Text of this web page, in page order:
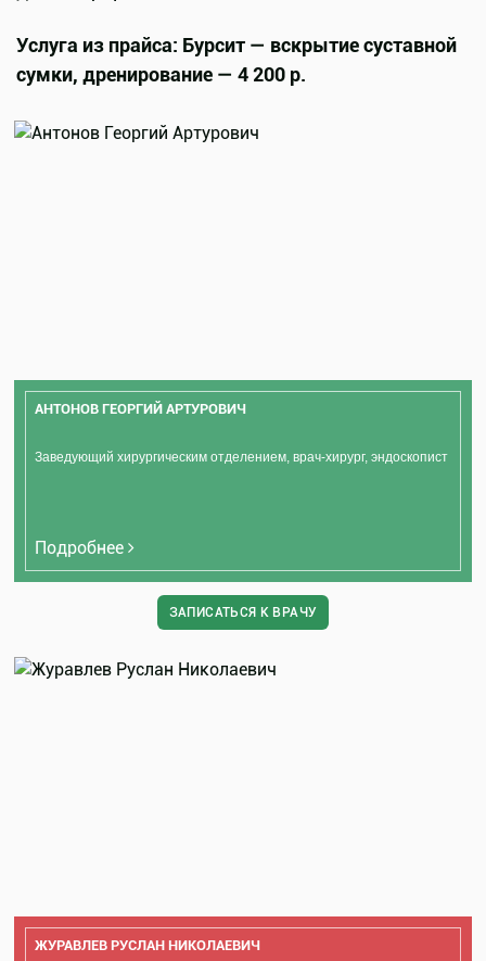
Услуга из прайса: Бурсит — вскрытие суставной
сумки, дренирование — 4 200 р.
АНТОНОВ ГЕОРГИЙ АРТУРОВИЧ
Заведующий хирургическим отделением, врач-хирург, эндоскопист
Подробнее
ЗАПИСАТЬСЯ К ВРАЧУ
ЖУРАВЛЕВ РУСЛАН НИКОЛАЕВИЧ